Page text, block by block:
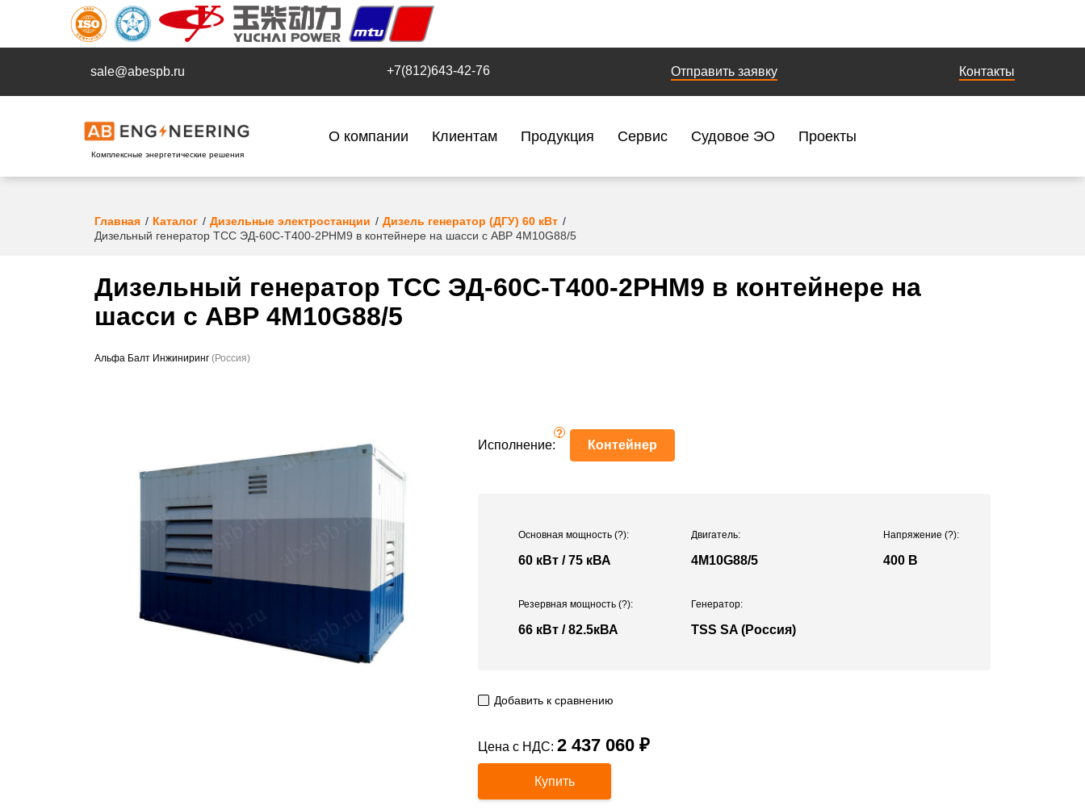
sale@abespb.ru +7(812)643-42-76 Отправить заявку Контакты
Комплексные энергетические решения
О компании Клиентам Продукция Сервис Судовое ЭО Проекты
Главная Каталог Дизельные электростанции
Дизель генератор (ДГУ) 60 кВт
Дизельный генератор ТСС ЭД-60С-Т400-2РНМ9 в контейнере на шасси с АВР 4M10G88/5
Дизельный генератор ТСС ЭД-60С-Т400-2РНМ9 в контейнере на
шасси с АВР 4M10G88/5
Альфа Балт Инжиниринг (Россия)
Исполнение:
?
Контейнер
Основная мощность (?):
60 кВт / 75 кВА
Двигатель:
4M10G88/5
Напряжение(?):
400 В
Резервная мощность (?):
66 кВт / 82.5кВА
Генератор:
TSS SA (Россия)
Добавить к сравнению
Цена с НДС: 2 437 060 ₽
Купить